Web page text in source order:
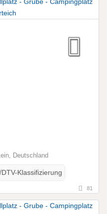
Deutschland
Klassifizierung
81